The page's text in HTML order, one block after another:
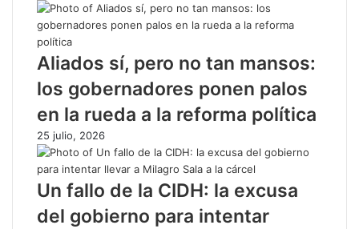
Aliados sí, pero no tan mansos:
los gobernadores ponen palos
en la rueda a la reforma política
25 julio, 2026
Un fallo de la CIDH: la excusa
del gobierno para intentar